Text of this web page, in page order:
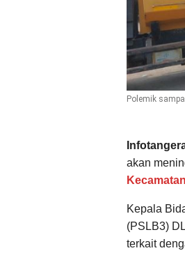
Polemik
akan
Kepala
(PSLB3)
terkait